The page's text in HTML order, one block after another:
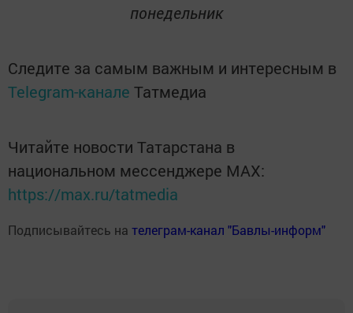
понедельник
Следите за самым важным и интересным в
Telegram-канале Татмедиа
Читайте новости Татарстана в
национальном мессенджере MАХ:
https://max.ru/tatmedia
Подписывайтесь на телеграм-канал "Бавлы-информ"